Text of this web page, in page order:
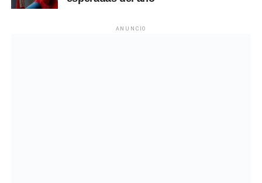
ANUNCIO